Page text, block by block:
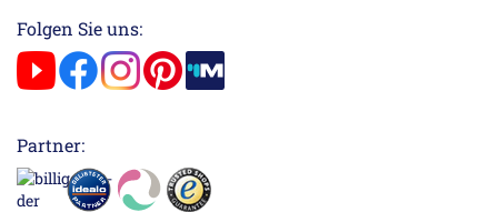
Folgen Sie uns:
Partner: